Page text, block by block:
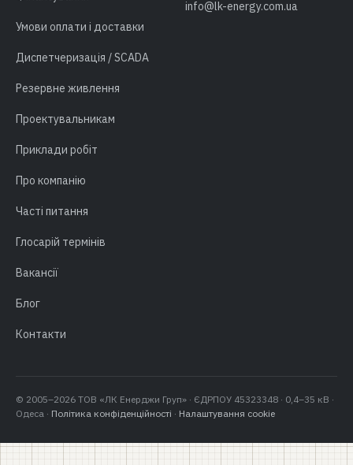
Умови оплати і доставки
Диспетчеризація / SCADA
Резервне живлення
Проектувальникам
Приклади робіт
Про компанію
Часті питання
Глосарій термінів
Вакансії
Блог
Контакти
info@lk-energy.com.ua
© 2005–2026 ТОВ «ЛК Енерджи Груп» · ЄДРПОУ 45323348 · 0,4–35 кВ ·
Одеса · Політика конфіденційності · Налаштування cookie